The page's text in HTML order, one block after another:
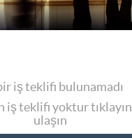
iş teklifi bulunamadı
iş teklifi yoktur tıklayın
ulaşın